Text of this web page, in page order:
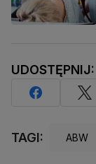
UDOSTĘPNIJ:
TAGI: ABW